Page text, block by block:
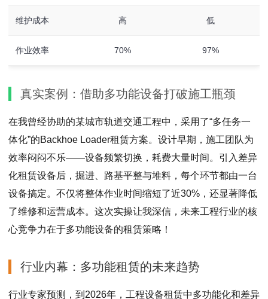
维护成本 高 低
作业效率 70% 97%
真实案例：借助多功能设备打破施工瓶颈
在我曾经协助的某城市轨道交通工程中，采用了“多任务一
体化”的Backhoe Loader租赁方案。设计早期，施工团队为
效率闷闷不乐——设备频繁切换，耗费大量时间。引入差异
化租赁设备后，掘进、路基平整与堆料，每个环节都由一台
设备搞定。不仅将整体作业时间缩短了近30%，还显著降低
了维修和运营成本。这次实操让我深信，未来工程行业的核
心竞争力在于多功能设备的租赁策略！
行业内幕：多功能租赁的未来趋势
行业专家预测，到2026年，工程设备租赁中多功能化和差异